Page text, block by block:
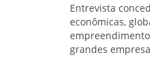
Entrevista
econômicas,
grandes